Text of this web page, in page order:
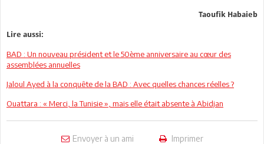
Taoufik Habaieb
Lire aussi:
BAD : Un nouveau président et le 50ème anniversaire au cœur des
assemblées annuelles
Jaloul Ayed à la conquête de la BAD : Avec quelles chances réelles ?
Ouattara : « Merci, la Tunisie », mais elle était absente à Abidjan
Envoyer à un ami Imprimer